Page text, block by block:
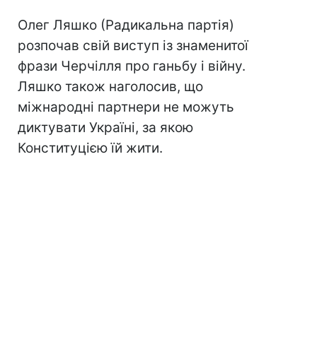
Олег Ляшко (Радикальна партія)
розпочав свій виступ із знаменитої
фрази Черчілля про ганьбу і війну.
Ляшко також наголосив, що
міжнародні партнери не можуть
диктувати Україні, за якою
Конституцією їй жити.